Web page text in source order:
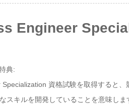
Engineer
典:
資格試験を取得すると、
キルを開発していることを意味しま